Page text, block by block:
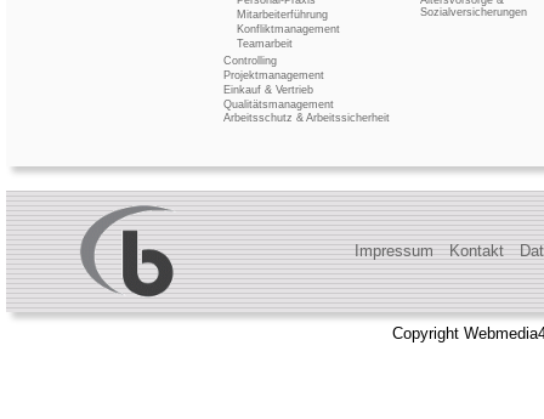
Mitarbeiterführung
Konfliktmanagement
Teamarbeit
Controlling
Projektmanagement
Einkauf & Vertrieb
Qualitätsmanagement
Arbeitsschutz & Arbeitssicherheit
Sozialversicherungen
Impressum Kontakt
Copyright